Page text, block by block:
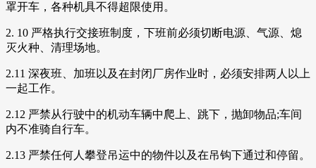
罩开车，各种机具不得超限使用。
2. 10 严格执行交接班制度，下班前必须切断电源、气源、熄
灭火种、清理场地。
2.11 深夜班、加班以及在封闭厂房作业时，必须安排两人以上
一起工作。
2.12 严禁从行驶中的机动车辆中爬上、跳下，抛卸物品;车间
内不准骑自行车。
2.13 严禁任何人攀登吊运中的物件以及在吊钩下通过和停留。